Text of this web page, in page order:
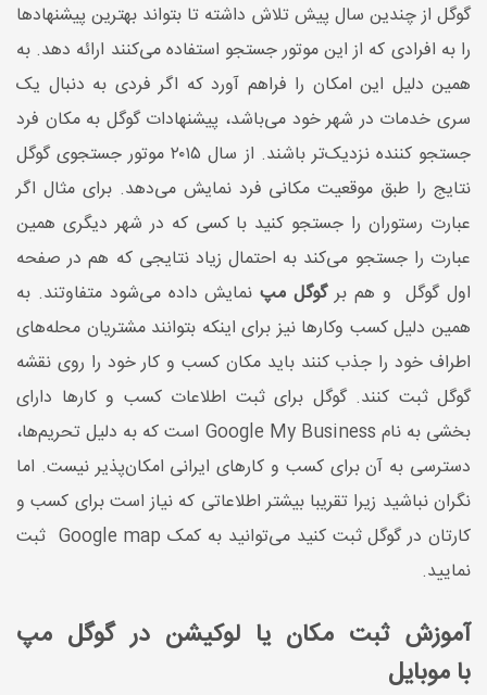
گوگل از چندین سال پیش تلاش داشته تا بتواند بهترین پیشنهادها
را به افرادی که از این موتور جستجو استفاده می‌کنند ارائه دهد. به
همین دلیل این امکان را فراهم آورد که اگر فردی به دنبال یک
سری خدمات در شهر خود می‌باشد، پیشنهادات گوگل به مکان فرد
جستجو کننده نزدیک‌تر باشند. از سال ۲۰۱۵ موتور جستجوی گوگل
نتایج را طبق موقعیت مکانی فرد نمایش می‌دهد. برای مثال اگر
عبارت رستوران را جستجو کنید با کسی که در شهر دیگری همین
عبارت را جستجو می‌کند به احتمال زیاد نتایجی که هم در صفحه
اول گوگل و هم برگوگل مپنمایش داده می‌شود متفاوتند. به
همین دلیل کسب وکارها نیز برای اینکه بتوانند مشتریان محله‌های
اطراف خود را جذب کنند باید مکان کسب و کار خود را روی نقشه
گوگل ثبت کنند. گوگل برای ثبت اطلاعات کسب و کارها دارای
بخشی به نام Google My Business است که به دلیل تحریم‌ها،
دسترسی به آن برای کسب و کارهای ایرانی امکان‌پذیر نیست. اما
نگران نباشید زیرا تقریبا بیشتر اطلاعاتی که نیاز است برای کسب و
کارتان در گوگل ثبت کنید می‌توانید به کمک Google map ثبت
نمایید.
آموزش ثبت مکان یا لوکیشن در گوگل مپ
با موبایل